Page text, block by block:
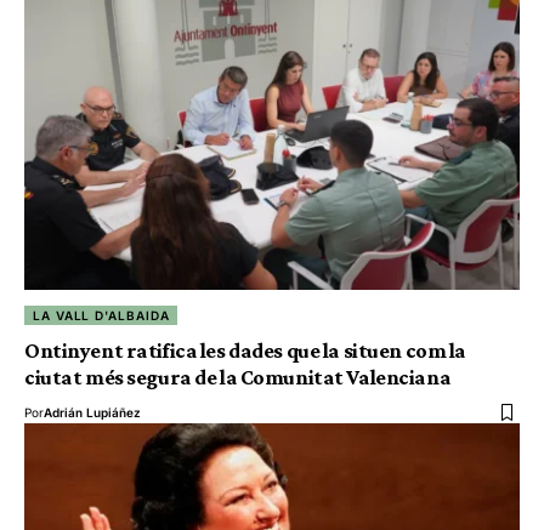
LA VALL D'ALBAIDA
Ontinyent ratifica les dades que la situen com la
ciutat més segura de la Comunitat Valenciana
PorAdrián Lupiáñez